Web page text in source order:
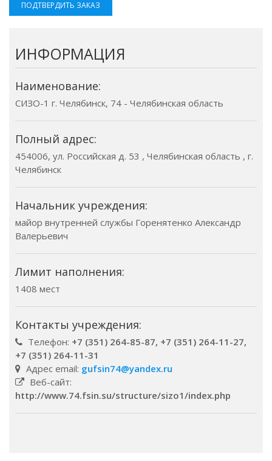
ПОДТВЕРДИТЬ ЗАКАЗ
ИНФОРМАЦИЯ
Наименование:
СИЗО-1 г. Челябинск, 74 - Челябинская область
Полный адрес:
454006, ул. Российская д. 53 , Челябинская область , г.
Челябинск
Начальник учреждения:
майор внутренней службы Горенятенко Александр
Валерьевич
Лимит наполнения:
1408 мест
Контакты учреждения:
Телефон: +7 (351) 264-85-87, +7 (351) 264-11-27,
+7 (351) 264-11-31
Адрес email: gufsin74@yandex.ru
Веб-сайт:
http://www.74.fsin.su/structure/sizo1/index.php